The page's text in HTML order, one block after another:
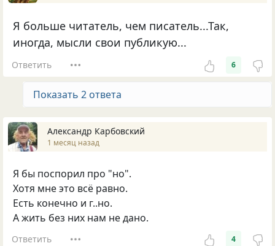
Я больше читатель, чем писатель...Так,
иногда, мысли свои публикую...
Ответить 6
Показать 2 ответа
Александр Карбовский
1 месяц назад
Я бы поспорил про "но".
Хотя мне это всё равно.
Есть конечно и г..но.
А жить без них нам не дано.
Ответить 4